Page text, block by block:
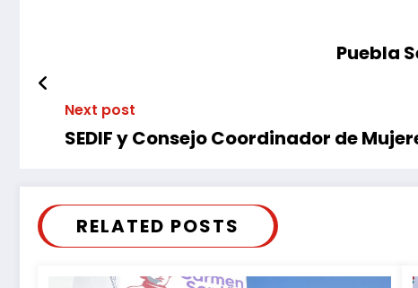
Puebla
Next post
SEDIF y Consejo Coordinador de
RELATED POSTS